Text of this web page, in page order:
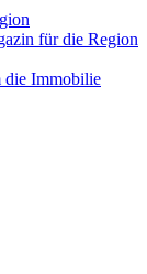
für die Region
die Immobilie